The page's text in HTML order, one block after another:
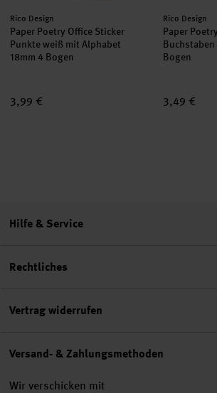
Hersteller:
Rico Design
Paper Poetry Office Sticker
Punkte weiß mit Alphabet
18mm 4 Bogen
3,99 €
Hersteller:
Rico Design
Paper
Bogen
3,49 €
Hilfe & Service
Rechtliches
Vertrag widerrufen
Versand- & Zahlungsmethoden
Wir verschicken mit